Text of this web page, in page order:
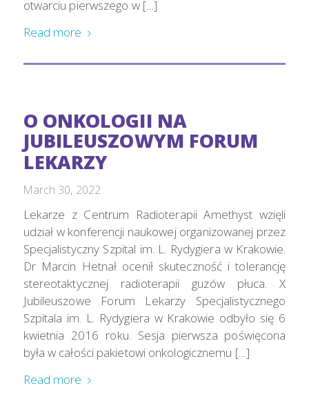
otwarciu pierwszego w […]
Read more
O ONKOLOGII NA
JUBILEUSZOWYM FORUM
LEKARZY
March 30, 2022
Lekarze z Centrum Radioterapii Amethyst wzięli
udział w konferencji naukowej organizowanej przez
Specjalistyczny Szpital im. L. Rydygiera w Krakowie.
Dr Marcin Hetnał ocenił skuteczność i tolerancję
stereotaktycznej radioterapii guzów płuca. X
Jubileuszowe Forum Lekarzy Specjalistycznego
Szpitala im. L. Rydygiera w Krakowie odbyło się 6
kwietnia 2016 roku. Sesja pierwsza poświęcona
była w całości pakietowi onkologicznemu […]
Read more